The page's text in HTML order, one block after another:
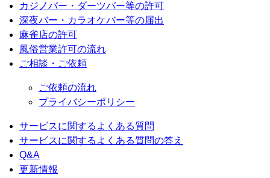
カジノバー・ダーツバー等の許可
深夜バー・カラオケバー等の届出
麻雀店の許可
風俗営業許可の流れ
ご相談・ご依頼
ご依頼の流れ
プライバシーポリシー
サービスに関するよくある質問
サービスに関するよくある質問の答え
Q&A
更新情報